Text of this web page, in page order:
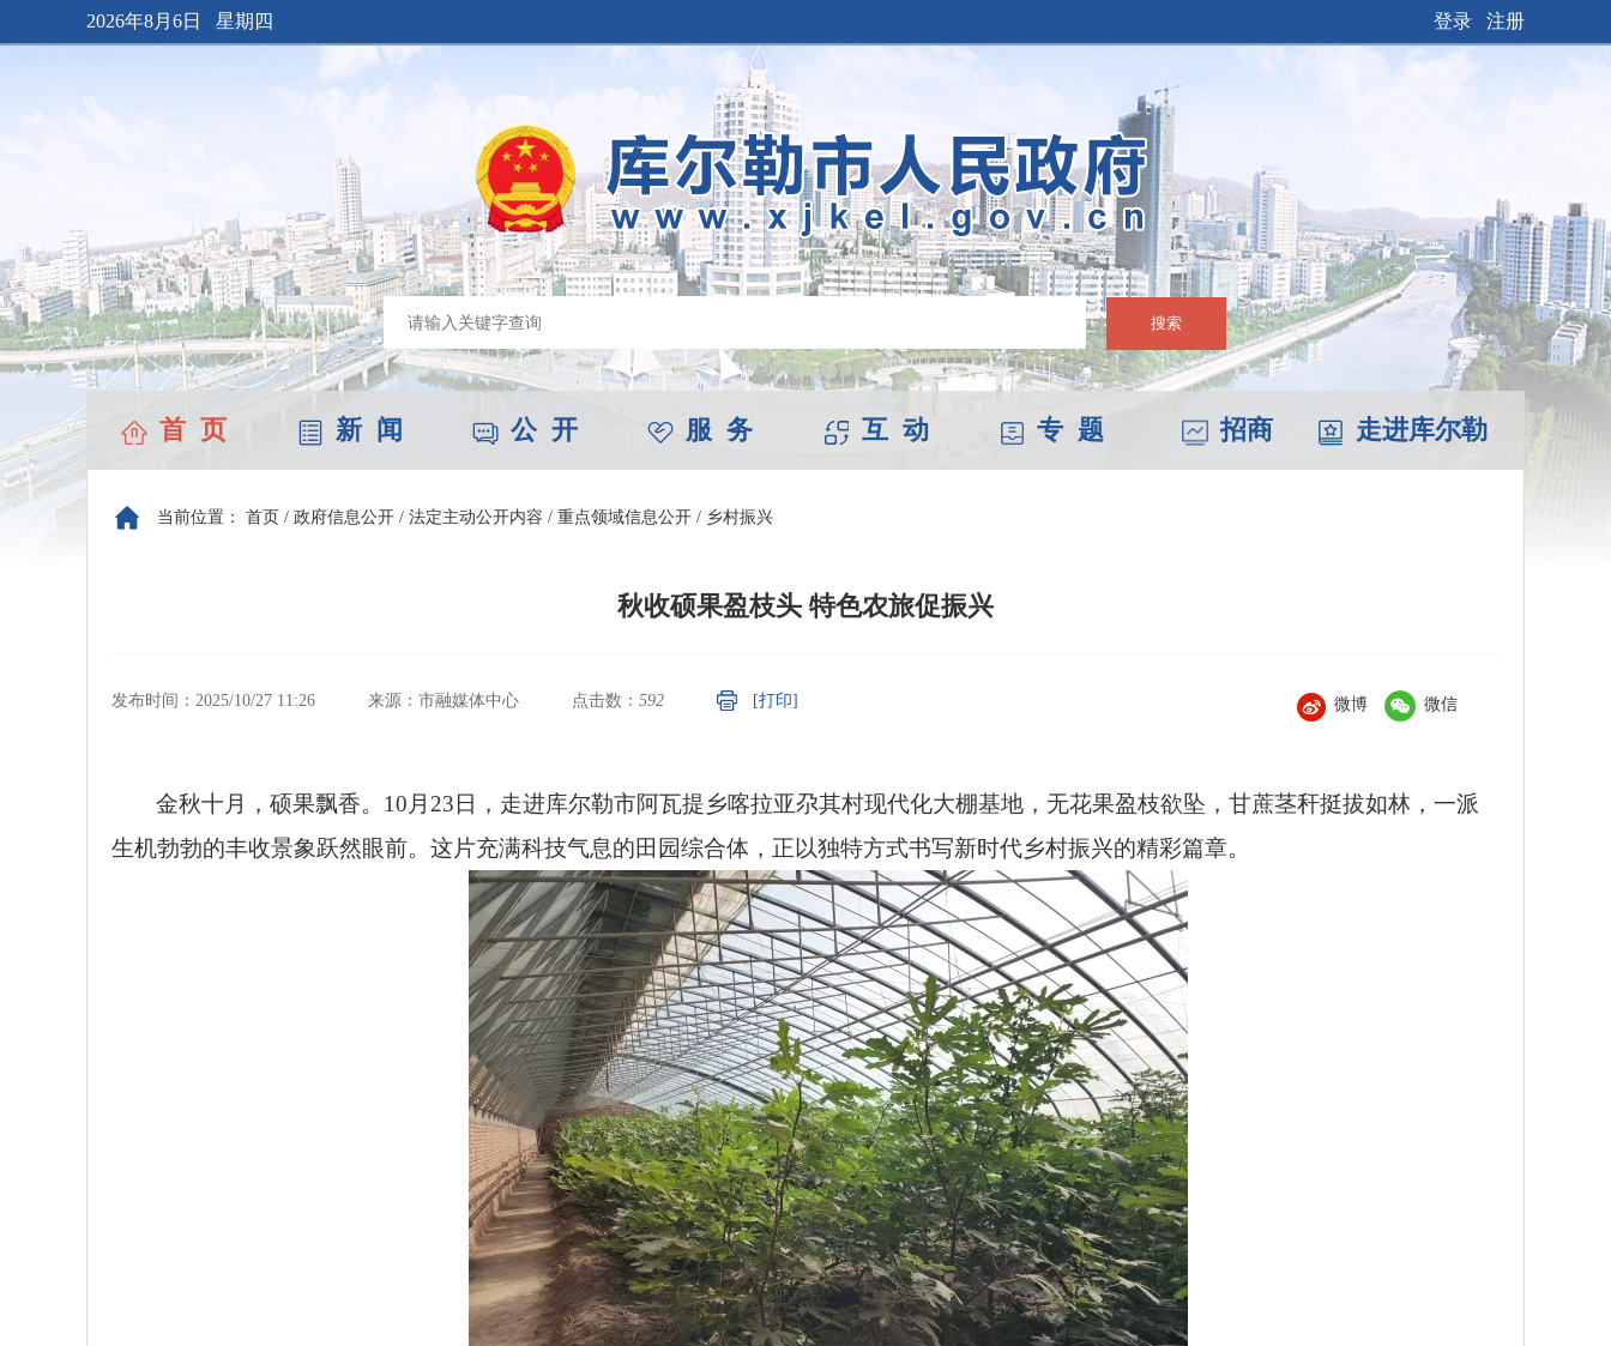
2026年8月6日 星期四 登录 注册
搜索
首 页 新 闻 公 开 服 务 互 动 专 题 招商 走进库尔勒
当前位置： 首页 / 政府信息公开 / 法定主动公开内容 / 重点领域信息公开 / 乡村振兴
秋收硕果盈枝头 特色农旅促振兴
发布时间：2025/10/27 11:26 来源：市融媒体中心 点击数： 592 [打印] 微博 微信
金秋十月，硕果飘香。10月23日，走进库尔勒市阿瓦提乡喀拉亚尕其村现代化大棚基地，无花果盈枝欲坠，甘蔗茎秆挺拔如林，一派
生机勃勃的丰收景象跃然眼前。这片充满科技气息的田园综合体，正以独特方式书写新时代乡村振兴的精彩篇章。